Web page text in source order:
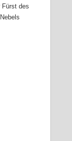
Fürst des
Nebels